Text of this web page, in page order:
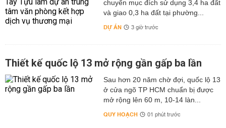
chuyển mục đích sử dụng 3,4 ha đất
và giao 0,3 ha đất tại phường...
DỰ ÁN 3 giờ trước
Thiết kế quốc lộ 13 mở rộng gần gấp ba lần
Sau hơn 20 năm chờ đợi, quốc lộ 13
ở cửa ngõ TP HCM chuẩn bị được
mở rộng lên 60 m, 10-14 làn...
QUY HOẠCH 01 phút trước